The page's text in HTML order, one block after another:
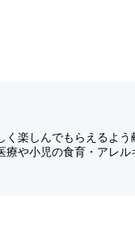
楽しんでもらえるよ
や小児の食育・アレル